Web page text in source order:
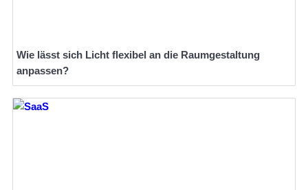
Wie lässt sich Licht flexibel an die Raumgestaltung
anpassen?